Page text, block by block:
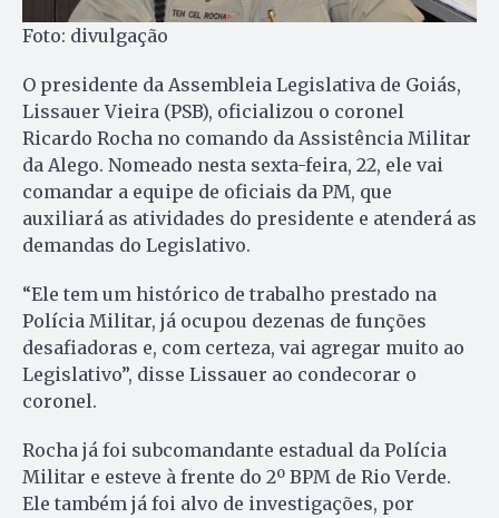
Foto: divulgação
O presidente da Assembleia Legislativa de Goiás,
Lissauer Vieira (PSB), oficializou o coronel
Ricardo Rocha no comando da Assistência Militar
da Alego. Nomeado nesta sexta-feira, 22, ele vai
comandar a equipe de oficiais da PM, que
auxiliará as atividades do presidente e atenderá as
demandas do Legislativo.
“Ele tem um histórico de trabalho prestado na
Polícia Militar, já ocupou dezenas de funções
desafiadoras e, com certeza, vai agregar muito ao
Legislativo”, disse Lissauer ao condecorar o
coronel.
Rocha já foi subcomandante estadual da Polícia
Militar e esteve à frente do 2º BPM de Rio Verde.
Ele também já foi alvo de investigações, por